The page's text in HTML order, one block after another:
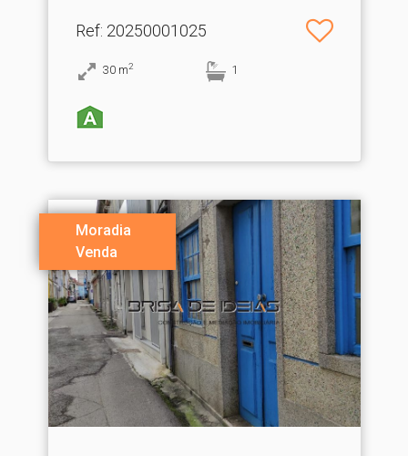
Ref: 20250001025
30 m2 1
Moradia
Venda